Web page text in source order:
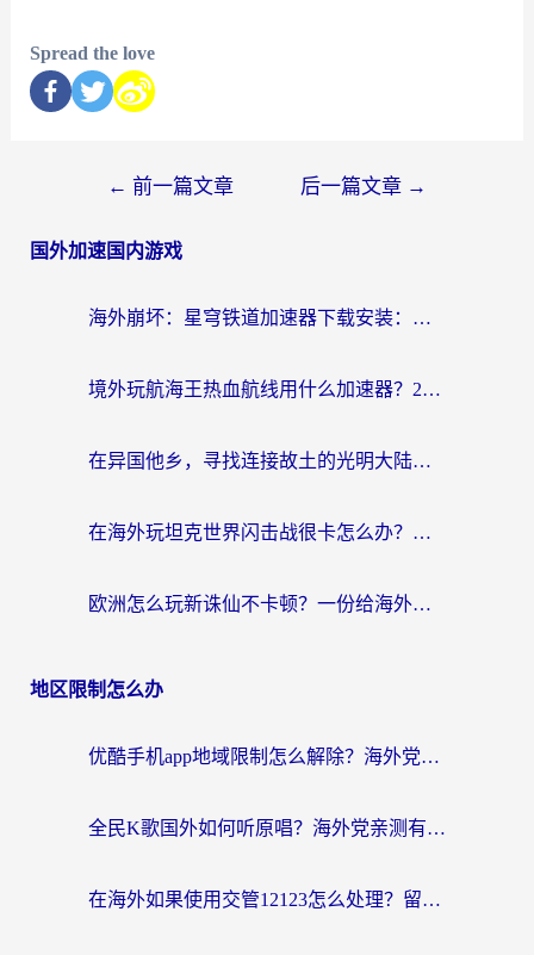
Spread the love
← 前一篇文章 后一篇文章 →
国外加速国内游戏
海外崩坏：星穹铁道加速器下载安装：一份给游子的终极网络指南
境外玩航海王热血航线用什么加速器？2026海外玩家实测最优方案（附欧洲问道堡垒前线加速技巧）
在异国他乡，寻找连接故土的光明大陆免费加速器
在海外玩坦克世界闪击战很卡怎么办？老玩家亲测有效的加速器选择指南
欧洲怎么玩新诛仙不卡顿？一份给海外游子的国服游戏畅玩指南
地区限制怎么办
优酷手机app地域限制怎么解除？海外党亲测有效的追剧方案
全民K歌国外如何听原唱？海外党亲测有效的回国加速器选择指南
在海外如果使用交管12123怎么处理？留学生亲测有效的回国加速方案